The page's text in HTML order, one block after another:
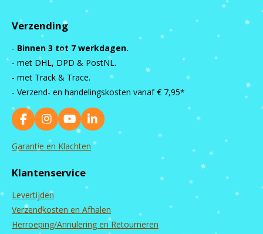
Verzending
- Binnen 3 tot 7 werkdagen.
- met DHL, DPD & PostNL.
- met Track & Trace.
- Verzend- en handelingskosten vanaf € 7,95*
F
a
c
o
k
I
n
s
g
a
m
Y
o
u
b
L
i
n
Garantie en Klachten
Klantenservice
Levertijden
Verzendkosten en Afhalen
Herroeping/Annulering en Retourneren